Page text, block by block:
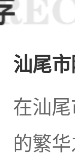
单概
个集
在这
汕尾
在汕
的繁